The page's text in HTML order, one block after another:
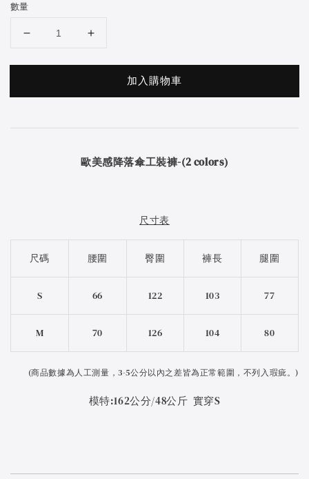
數量
加入購物車
歐美感降落傘工裝褲-(2 colors)
尺寸表
尺碼 腰圍 臀圍 褲長 腿圍
S 66 122 103 77
M 70 126 104 80
(商品數據為人工測量，3-5公分以內之差皆為正常範圍，不列入瑕疵。)
模特:162公分/48公斤 實穿S